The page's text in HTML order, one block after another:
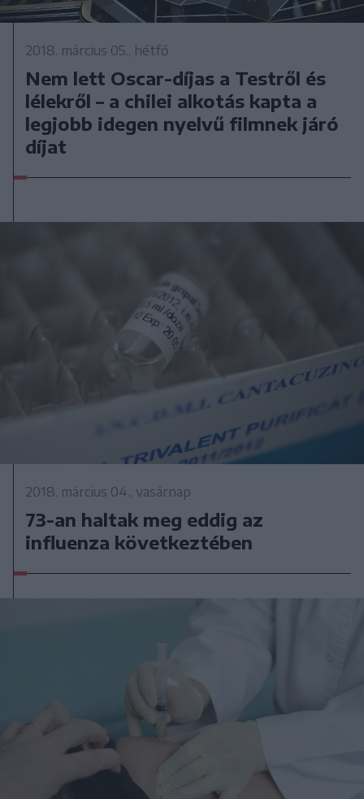
2018. március 05., hétfő
Nem lett Oscar-díjas a Testről és
lélekről – a chilei alkotás kapta a
legjobb idegen nyelvű filmnek járó
díjat
2018. március 04., vasárnap
73-an haltak meg eddig az
influenza következtében